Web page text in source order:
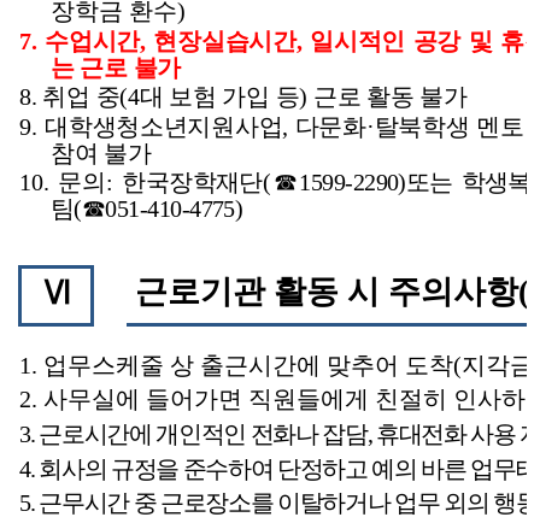
장학금 환수)
7. 수업시간, 현장실습시간, 일시적인 공강 및 휴
는 근로 불가
8. 취업 중(4대 보험 가입 등) 근로 활동 불가
9. 대학생청소년지원사업, 다문화·탈북학생 멘토
참여 불가
10. 문의 : 한국장학재단(☎1599-2290)또는 학생복
팀(☎051-410-4775)
Ⅵ 근로기관 활동 시 주의사항(
1. 업무스케줄 상 출근시간에 맞추어 도착(지각금
2. 사무실에 들어가면 직원들에게 친절히 인사하
3.근로시간에 개인적인 전화나 잡담,휴대전화 사용
4.회사의 규정을 준수하여 단정하고 예의 바른 업무
5.근무시간 중 근로장소를 이탈하거나 업무 외의 행